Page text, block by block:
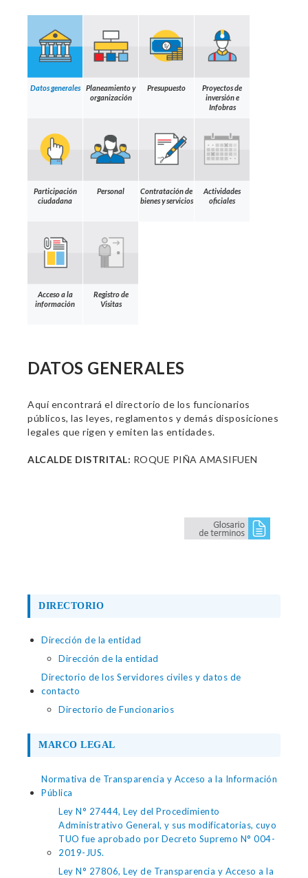
Datos generales
Planeamiento y
organización
Presupuesto
Proyectos de
inversión e
Infobras
Participación
ciudadana
Personal
Contratación de
bienes y servicios
Actividades
oficiales
Acceso a la
información
Registro de
Visitas
DATOS GENERALES
Aquí encontrará el directorio de los funcionarios
públicos, las leyes, reglamentos y demás disposiciones
legales que rigen y emiten las entidades.
ALCALDE DISTRITAL: ROQUE PIÑA AMASIFUEN
DIRECTORIO
Dirección de la entidad
Dirección de la entidad
Directorio de los Servidores civiles y datos de
contacto
Directorio de Funcionarios
MARCO LEGAL
Normativa de Transparencia y Acceso a la Información
Pública
Ley N° 27444, Ley del Procedimiento
Administrativo General, y sus modificatorias, cuyo
TUO fue aprobado por Decreto Supremo N° 004-
2019-JUS.
Ley N° 27806, Ley de Transparencia y Acceso a la